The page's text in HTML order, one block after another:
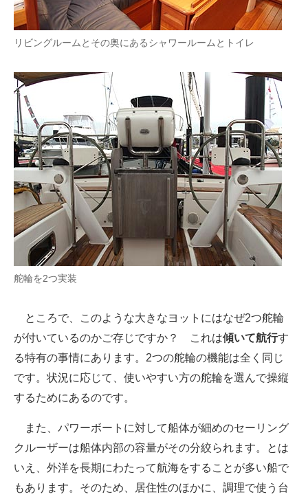
リビングルームとその奥にあるシャワールームとトイレ
舵輪を2つ実装
ところで、このような大きなヨットにはなぜ2つ舵輪
が付いているのかご存じですか？ これは傾いて航行す
る特有の事情にあります。2つの舵輪の機能は全く同じ
です。状況に応じて、使いやすい方の舵輪を選んで操縦
するためにあるのです。
また、パワーボートに対して船体が細めのセーリング
クルーザーは船体内部の容量がその分絞られます。とは
いえ、外洋を長期にわたって航海をすることが多い船で
もあります。そのため、居住性のほかに、調理で使う台